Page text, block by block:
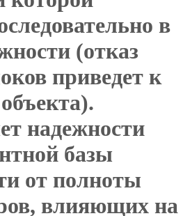
в
(отказ
приведет к
надежности
базы
от полноты
влияющих на